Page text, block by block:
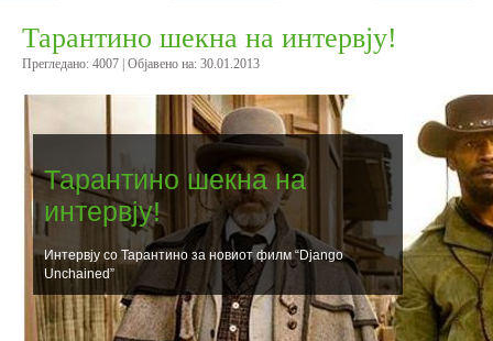
Тарантино шекна на интервју!
Прегледано: 4007 | Oбјавено на: 30.01.2013
Тарантино шекна на
интервју!
Интервју со Тарантино за новиот филм “Django
Unchained”